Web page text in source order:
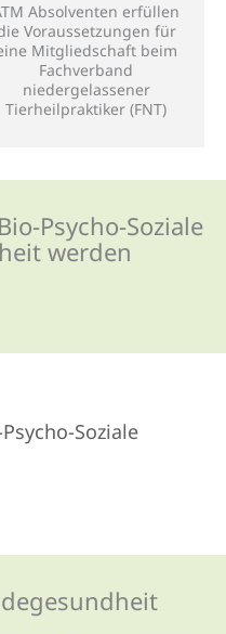
Absolventen erfüllen
Voraussetzungen für
Mitgliedschaft beim
Fachverband
niedergelassener
Tierheilpraktiker (FNT)
Psycho-Soziale
werden
Soziale